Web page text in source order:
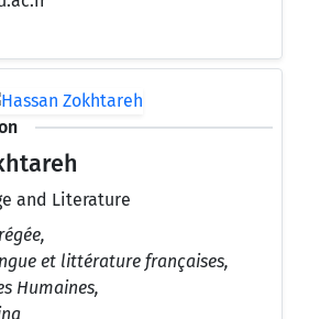
and Literature
et littérature françaises,
Humaines,